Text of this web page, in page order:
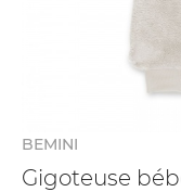
BEMINI
Gigoteuse